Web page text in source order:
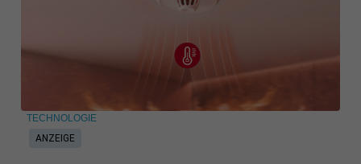
ANZEIGE
TECHNOLOGIE